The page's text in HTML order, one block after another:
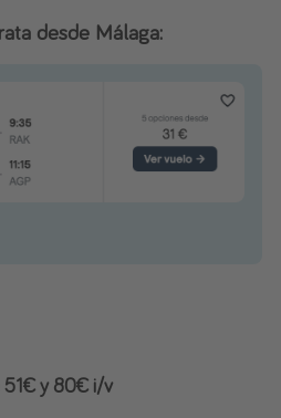
desde Málaga:
51€ y 80€ i/v